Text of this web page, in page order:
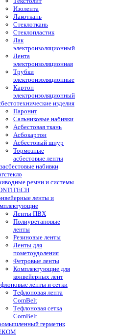
Изолента
Лакоткань
Стеклоткань
Стеклопластик
Лак
электроизоляционный
Лента
электроизоляционная
Трубки
электроизоляционные
Картон
электроизоляционный
изделия
Паронит
Сальниковые набивки
Асбестовая ткань
Асбокартон
Асбестовый шнур
Тормозные
асбестовые ленты
набивки
ремни и системы
ленты и
Ленты ПВХ
Полиуретановые
ленты
Резиновые ленты
Ленты для
пометоудоления
Фетровые ленты
Комплектующие для
конвейерных лент
ленты и сетки
Тефлоновая лента
ComBelt
Тефлоновая сетка
ComBelt
герметик